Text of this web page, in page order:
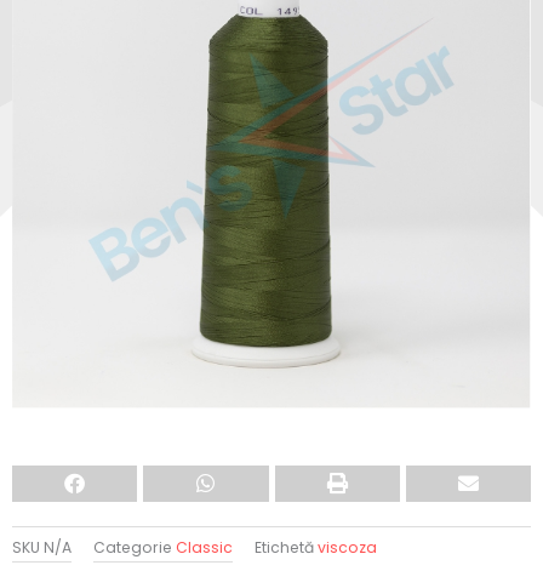
SKU N/A Categorie Classic Etichetăviscoza